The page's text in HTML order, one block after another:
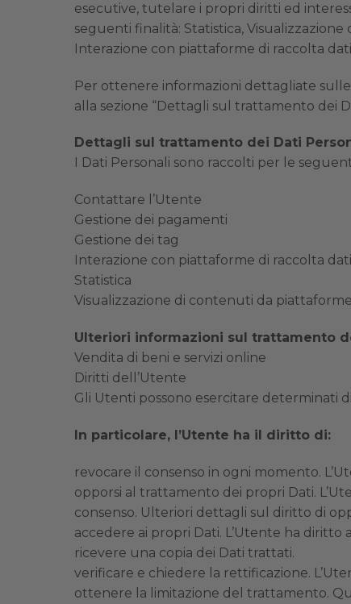
esecutive, tutelare i propri diritti ed
seguenti finalità: Statistica,
Interazione con piattaforme di raccolta
Per ottenere informazioni dettagliate
alla sezione “Dettagli sul trattamento dei
Dettagli sul trattamento dei Dati
I Dati Personali sono raccolti per le
Contattare l’Utente
Gestione dei pagamenti
Gestione dei tag
Interazione con piattaforme di raccolta
Statistica
Visualizzazione di contenuti da
Ulteriori informazioni sul trattamento
Vendita di beni e servizi online
Diritti dell’Utente
Gli Utenti possono esercitare determinati
In particolare, l’Utente ha il diritto di:
revocare il consenso in ogni momento.
opporsi al trattamento dei propri Dati.
consenso. Ulteriori dettagli sul diritto di
accedere ai propri Dati. L’Utente ha
ricevere una copia dei Dati trattati.
verificare e chiedere la rettificazione.
ottenere la limitazione del trattamento.